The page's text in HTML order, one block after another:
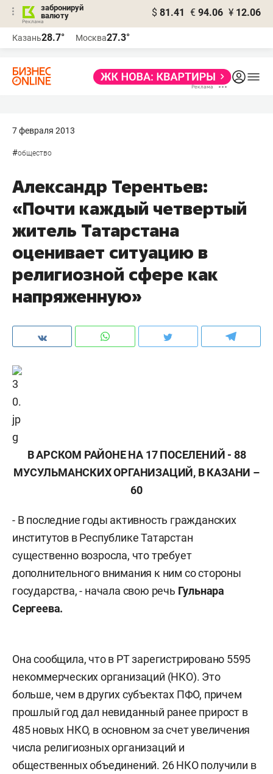
забронируй
валюту
$ 81.41 € 94.06 ¥ 12.06
Казань28.7° Москва27.3°
7 февраля 2013
#общество
Александр Терентьев:
«Почти каждый четвертый
житель Татарстана
оценивает ситуацию в
религиозной сфере как
напряженную»
В АРСКОМ РАЙОНЕ НА 17 ПОСЕЛЕНИЙ - 88
МУСУЛЬМАНСКИХ ОРГАНИЗАЦИЙ, В КАЗАНИ –
60
- В последние годы активность гражданских
институтов в Республике Татарстан
существенно возросла, что требует
дополнительного внимания к ним со стороны
государства, - начала свою речь Гульнара
Сергеева.
Она сообщила, что в РТ зарегистрировано 5595
некоммерческих организаций (НКО). Это
больше, чем в других субъектах ПФО, причем
прошлый год дал невиданный ранее прирост в
485 новых НКО, в основном за счет увеличения
числа религиозных организаций и
общественных объединений. 26 НКО получили в